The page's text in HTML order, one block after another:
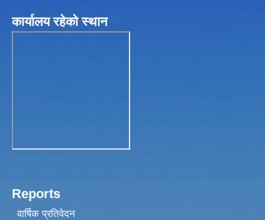
कार्यालय रहेकाे स्थान
Reports
वार्षिक प्रतिवेदन